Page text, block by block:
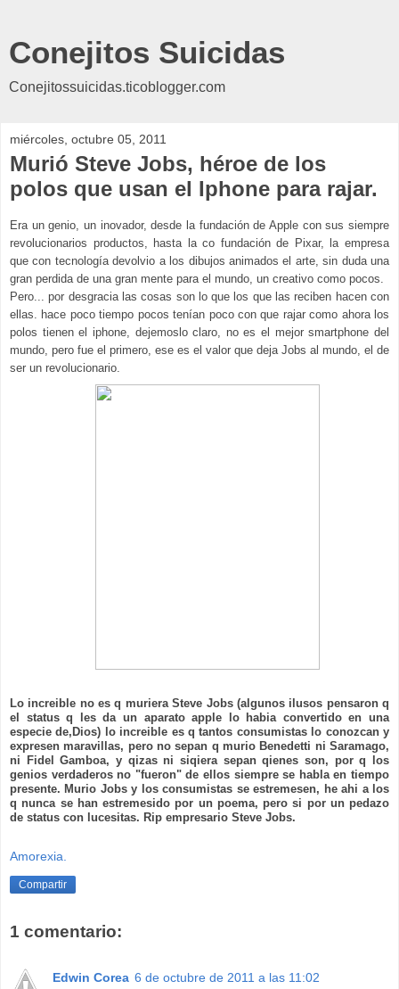
Conejitos Suicidas
Conejitossuicidas.ticoblogger.com
miércoles, octubre 05, 2011
Murió Steve Jobs, héroe de los
polos que usan el Iphone para rajar.
Era un genio, un inovador, desde la fundación de Apple con sus siempre
revolucionarios productos, hasta la co fundación de Pixar, la empresa
que con tecnología devolvio a los dibujos animados el arte, sin duda una
gran perdida de una gran mente para el mundo, un creativo como pocos.
Pero... por desgracia las cosas son lo que los que las reciben hacen con
ellas. hace poco tiempo pocos tenían poco con que rajar como ahora los
polos tienen el iphone, dejemoslo claro, no es el mejor smartphone del
mundo, pero fue el primero, ese es el valor que deja Jobs al mundo, el de
ser un revolucionario.
Lo increible no es q muriera Steve Jobs (algunos ilusos pensaron q
el status q les da un aparato apple lo habia convertido en una
especie de,Dios) lo increible es q tantos consumistas lo conozcan y
expresen maravillas, pero no sepan q murio Benedetti ni Saramago,
ni Fidel Gamboa, y qizas ni siqiera sepan qienes son, por q los
genios verdaderos no "fueron" de ellos siempre se habla en tiempo
presente. Murio Jobs y los consumistas se estremesen, he ahi a los
q nunca se han estremesido por un poema, pero si por un pedazo
de status con lucesitas. Rip empresario Steve Jobs.
Amorexia.
Compartir
1 comentario:
Edwin Corea 6 de octubre de 2011 a las 11:02